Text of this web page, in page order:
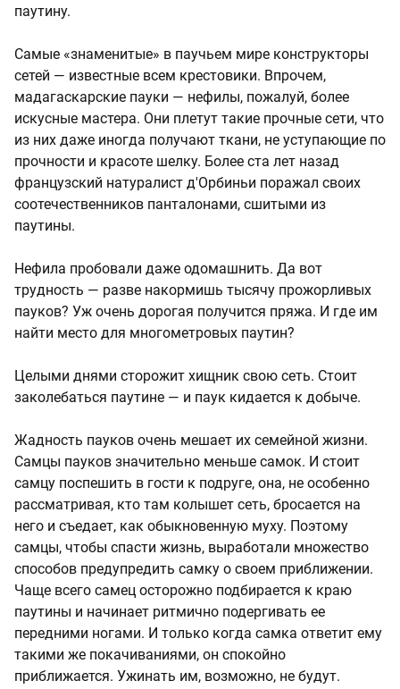
паутину.
Самые «знаменитые» в паучьем мире конструкторы
сетей — известные всем крестовики. Впрочем,
мадагаскарские пауки — нефилы, пожалуй, более
искусные мастера. Они плетут такие прочные сети, что
из них даже иногда получают ткани, не уступающие по
прочности и красоте шелку. Более ста лет назад
французский натуралист д'Орбиньи поражал своих
соотечественников панталонами, сшитыми из
паутины.
Нефила пробовали даже одомашнить. Да вот
трудность — разве накормишь тысячу прожорливых
пауков? Уж очень дорогая получится пряжа. И где им
найти место для многометровых паутин?
Целыми днями сторожит хищник свою сеть. Стоит
заколебаться паутине — и паук кидается к добыче.
Жадность пауков очень мешает их семейной жизни.
Самцы пауков значительно меньше самок. И стоит
самцу поспешить в гости к подруге, она, не особенно
рассматривая, кто там колышет сеть, бросается на
него и съедает, как обыкновенную муху. Поэтому
самцы, чтобы спасти жизнь, выработали множество
способов предупредить самку о своем приближении.
Чаще всего самец осторожно подбирается к краю
паутины и начинает ритмично подергивать ее
передними ногами. И только когда самка ответит ему
такими же покачиваниями, он спокойно
приближается. Ужинать им, возможно, не будут.